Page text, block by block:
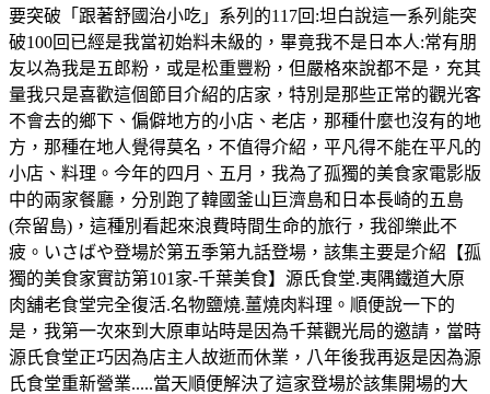
要突破「跟著舒國治小吃」系列的117回:坦白說這一系列能突
破100回已經是我當初始料未級的，畢竟我不是日本人:常有朋
友以為我是五郎粉，或是松重豐粉，但嚴格來說都不是，充其
量我只是喜歡這個節目介紹的店家，特別是那些正常的觀光客
不會去的鄉下、偏僻地方的小店、老店，那種什麼也沒有的地
方，那種在地人覺得莫名，不值得介紹，平凡得不能在平凡的
小店、料理。今年的四月、五月，我為了孤獨的美食家電影版
中的兩家餐廳，分別跑了韓國釜山巨濟島和日本長崎的五島
(奈留島)，這種別看起來浪費時間生命的旅行，我卻樂此不
疲。いさばや登場於第五季第九話登場，該集主要是介紹【孤
獨的美食家實訪第101家-千葉美食】源氏食堂.夷隅鐵道大原
肉舖老食堂完全復活.名物鹽燒.薑燒肉料理。順便說一下的
是，我第一次來到大原車站時是因為千葉觀光局的邀請，當時
源氏食堂正巧因為店主人故逝而休業，八年後我再返是因為源
氏食堂重新營業.....當天順便解決了這家登場於該集開場的大